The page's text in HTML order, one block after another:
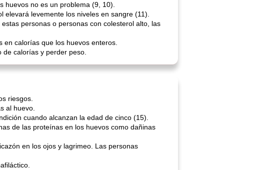
huevos no es un problema (9, 10).
levemente los niveles en sangre (11).
personas o personas con colesterol alto, las
calorías que los huevos enteros.
calorías y perder peso.
riesgos.
al huevo.
cuando alcanzan la edad de cinco (15).
de las proteínas en los huevos como dañinas
en los ojos y lagrimeo. Las personas